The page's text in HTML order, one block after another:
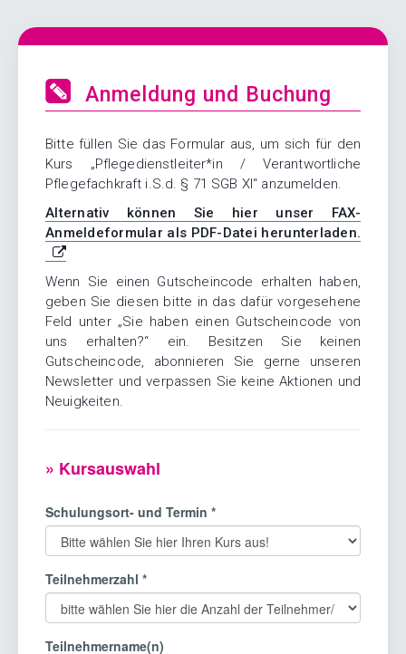
Anmeldung und Buchung
Bitte füllen Sie das Formular aus, um sich für den
Kurs „Pflegedienstleiter*in / Verantwortliche
Pflegefachkraft i.S.d. § 71 SGB XI“ anzumelden.
Alternativ können Sie hier unser FAX-
Anmeldeformular als PDF-Datei herunterladen.
(PDF-Datei öffnet in neuem Tab)
Wenn Sie einen Gutscheincode erhalten haben,
geben Sie diesen bitte in das dafür vorgesehene
Feld unter „Sie haben einen Gutscheincode von
uns erhalten?“ ein. Besitzen Sie keinen
Gutscheincode, abonnieren Sie gerne unseren
Newsletter und verpassen Sie keine Aktionen und
Neuigkeiten.